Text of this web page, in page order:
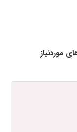
موردنیاز